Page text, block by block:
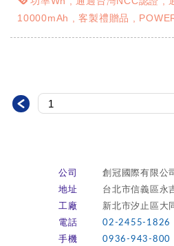
10000mAh
客製禮贈品
禮贈品行動電源 網版印刷 彩印
＜
公司
創冠國際有限公司
地址
台北市信義區永
工廠
新北市汐止區大
電話
02-2455-1826
手機
0936-943-800